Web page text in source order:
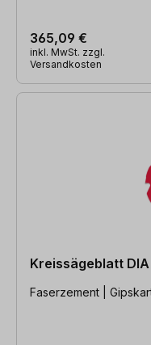
365,09 €
inkl. MwSt. zzgl.
Versandkosten
Kreissägeblatt
Faserzement |